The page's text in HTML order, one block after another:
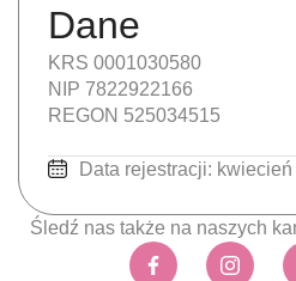
Dane
KRS 0001030580
NIP 7822922166
REGON 525034515
Data rejestracji: kwiecień
Śledź nas także na naszych